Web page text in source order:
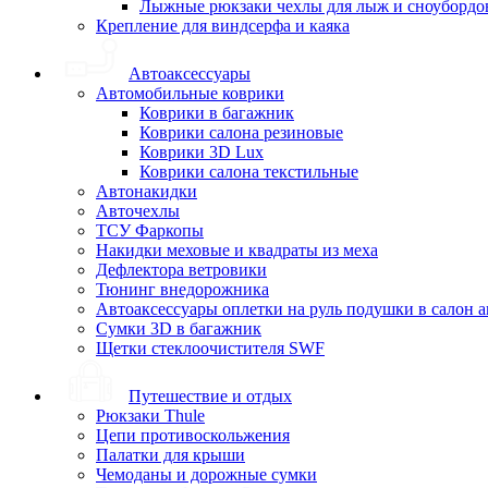
Лыжные рюкзаки чехлы для лыж и
Крепление для виндсерфа и каяка
Автоаксессуары
Автомобильные коврики
Коврики в багажник
Коврики салона резиновые
Коврики 3D Lux
Коврики салона текстильные
Автонакидки
Авточехлы
ТСУ Фаркопы
Накидки меховые и квадраты из меха
Дефлектора ветровики
Тюнинг внедорожника
Автоаксессуары оплетки на руль подушки в салон
Сумки 3D в багажник
Щетки стеклоочистителя SWF
Путешествие и отдых
Рюкзаки Thule
Цепи противоскольжения
Палатки для крыши
Чемоданы и дорожные сумки